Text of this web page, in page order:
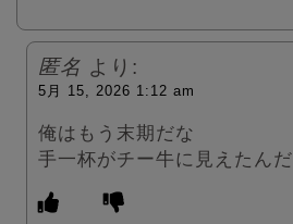
匿名 より:
5月 15, 2026 1:12 am
俺はもう末期だな
手一杯がチー牛に見えたんだ